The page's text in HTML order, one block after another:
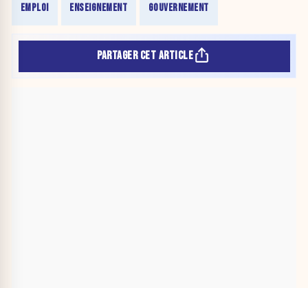
EMPLOI ENSEIGNEMENT GOUVERNEMENT
PARTAGER CET ARTICLE